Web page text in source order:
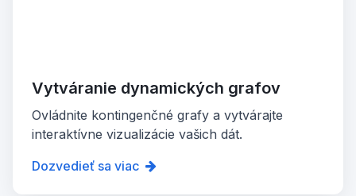
Vytváranie dynamických grafov
Ovládnite kontingenčné grafy a vytvárajte
interaktívne vizualizácie vašich dát.
Dozvedieť sa viac